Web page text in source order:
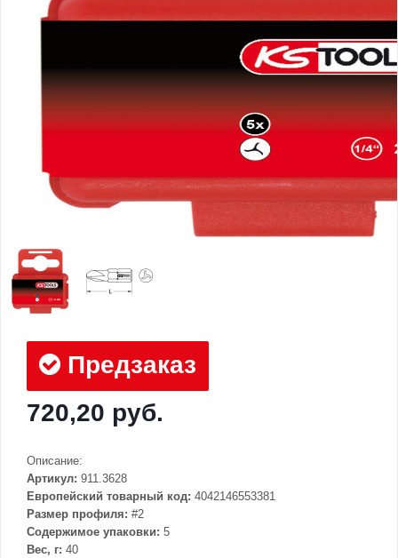
Предзаказ
720,20 руб.
Описание:
Артикул: 911.3628
Европейский товарный код: 4042146553381
Размер профиля: #2
Содержимое упаковки: 5
Вес, г: 40